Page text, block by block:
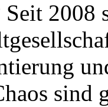
2008
sind